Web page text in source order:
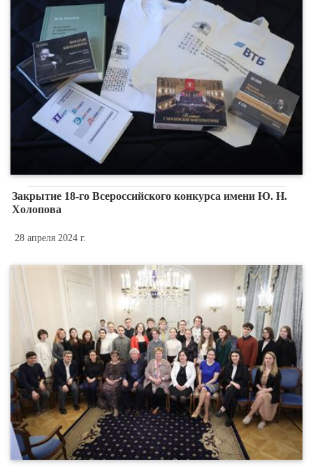
Закрытие 18-го Всероссийского конкурса имени Ю. Н.
Холопова
28 апреля 2024 г.